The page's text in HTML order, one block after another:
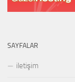
SAYFALAR
iletişim